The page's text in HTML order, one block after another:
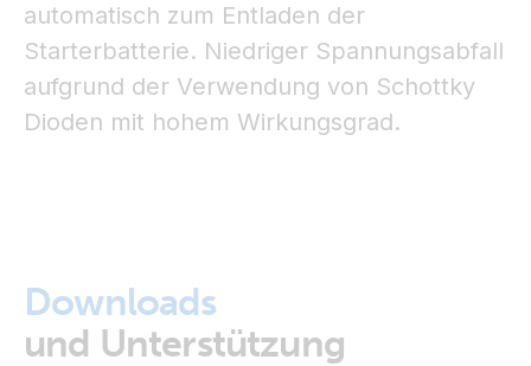
automatisch zum Entladen der
Starterbatterie. Niedriger Spannungsabfall
aufgrund der Verwendung von Schottky
Dioden mit hohem Wirkungsgrad.
Downloads
und Unterstützung